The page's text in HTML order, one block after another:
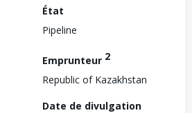
État
Pipeline
Emprunteur 2
Republic of Kazakhstan
Date de divulgation